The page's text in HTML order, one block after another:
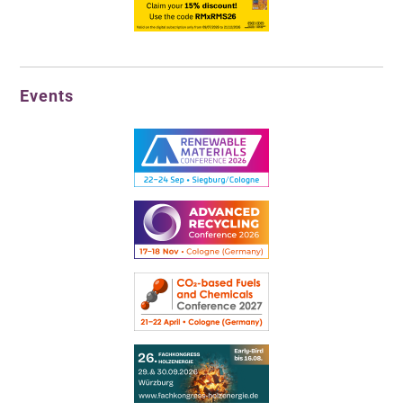
Events